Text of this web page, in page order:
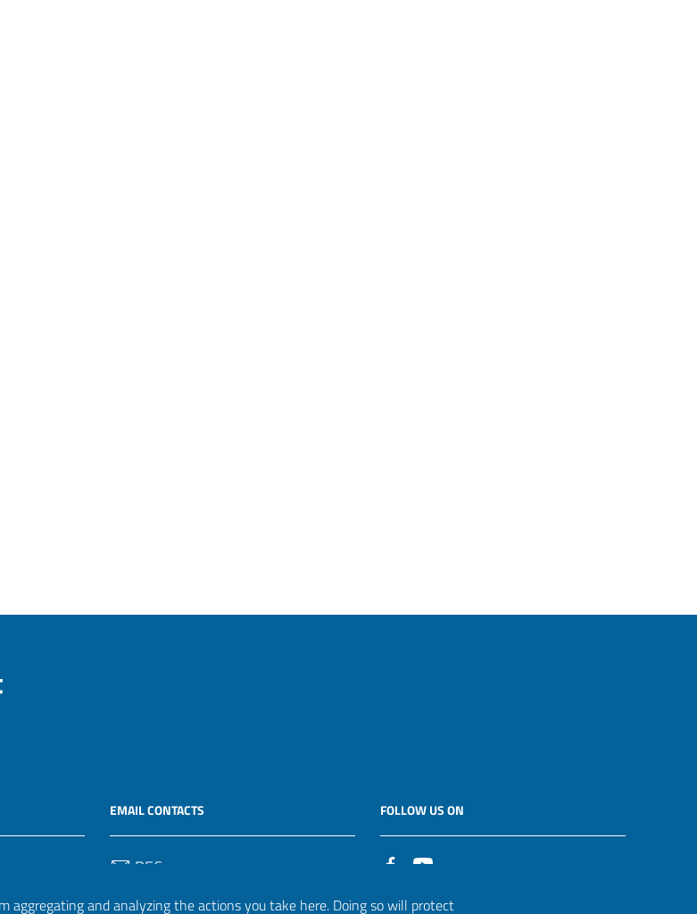
aggregating and analyzing the actions you take here. Doing so will protect
EMAIL CONTACTS
PEC
FOLLOW US ON